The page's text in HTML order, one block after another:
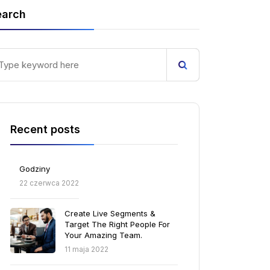
Recent posts
Godziny
22 czerwca 2022
Create Live Segments &
Target The Right People For
Your Amazing Team.
11 maja 2022